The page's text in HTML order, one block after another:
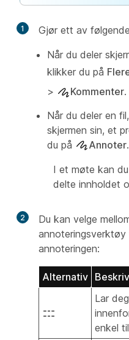
1
Gjør ett av
Når du deler
klikker du på
>
Kommenter.
Når du deler en
skjermen sin, et
du på
Annoter.
I et møte kan
delte innholdet
2
Du kan velge
annoteringen:
Alternativ
Lar
enkel